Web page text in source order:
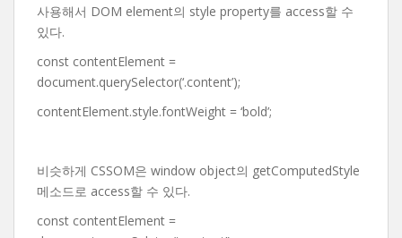
사용해서 DOM element의 style property를 access할 수
있다.
const contentElement =
document.querySelector(‘.content’);
contentElement.style.fontWeight = ‘bold’;
비슷하게 CSSOM은 window object의 getComputedStyle
메소드로 access할 수 있다.
const contentElement =